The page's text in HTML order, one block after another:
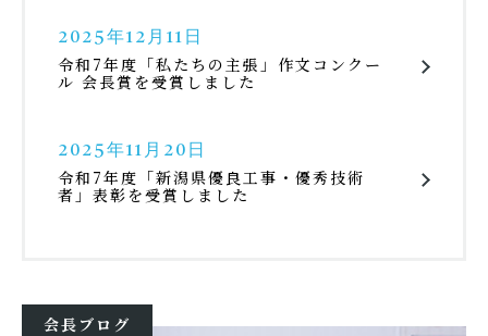
2025年12月11日
令和7年度「私たちの主張」作文コンクー
ル 会長賞を受賞しました
2025年11月20日
令和7年度「新潟県優良工事・優秀技術
者」表彰を受賞しました
会長ブログ